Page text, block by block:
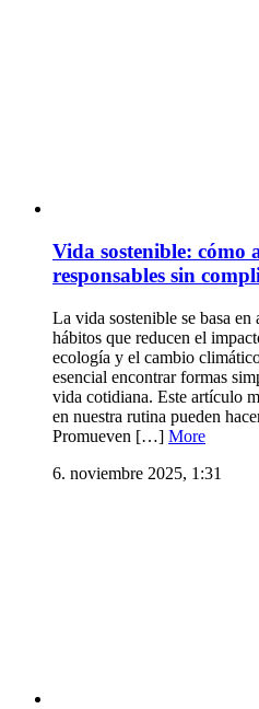
Vida sostenible: cómo
responsables sin
La vida sostenible se basa
hábitos que reducen el
ecología y el cambio
esencial encontrar formas
vida cotidiana. Este artículo
en nuestra rutina pueden
Promueven […] More
6. noviembre 2025, 1:31